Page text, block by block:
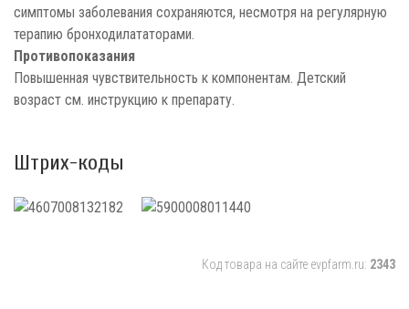
симптомы заболевания сохраняются, несмотря на регулярную
терапию бронходилататорами.
Противопоказания
Повышенная чувствительность к компонентам. Детский
возраст см. инструкцию к препарату.
Штрих-коды
Код товара на сайте evpfarm.ru: 2343